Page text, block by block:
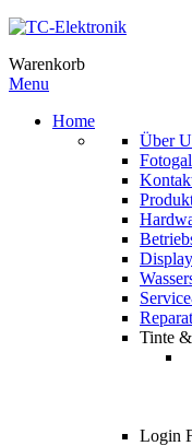
Warenkorb
Menu
Home
Über
Tinte
Login